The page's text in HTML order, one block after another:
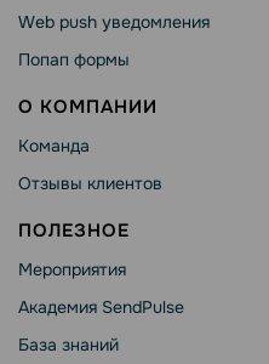
Web push уведомления
Попап формы
О КОМПАНИИ
Команда
Отзывы клиентов
ПОЛЕЗНОЕ
Мероприятия
Академия SendPulse
База знаний